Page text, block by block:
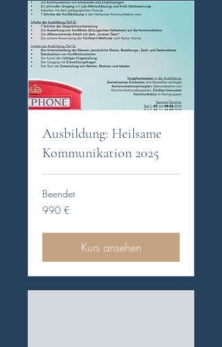
Ausbildung: Heilsame
Kommunikation 2025
Beendet
990
Euro
990 €
Kurs ansehen